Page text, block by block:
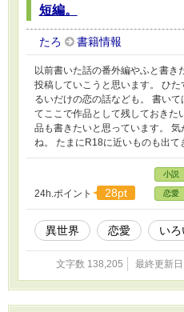
短編。
たろ 書籍情報
以前書いた話の番外編やふと書き
投稿していこうと思います。 ひ
るいだけの恋の話なども。 書い
てここで作品として残しておきた
品も書きたいと思っています。
ね。 たまにR18に近いものも出て
24h.ポイント 28pt
小説
恋愛
異世界 恋愛 いろ
文字数 138,205 最終更新